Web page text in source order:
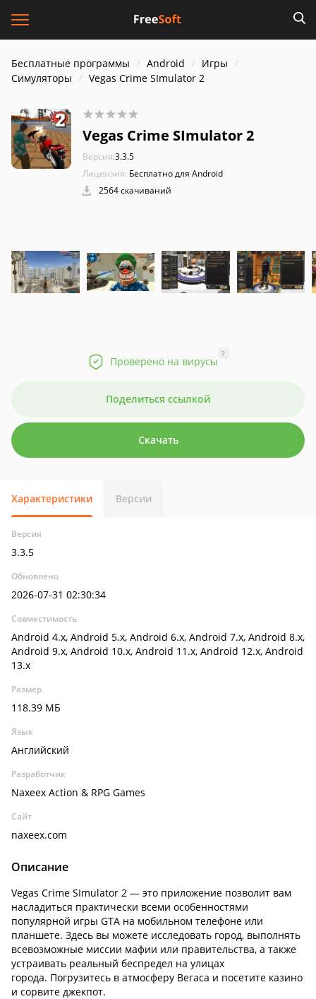
Бесплатные программы Android
Игры
Симуляторы
Vegas Crime SImulator 2
Vegas Crime SImulator 2
Версия:3.3.5
Лицензия: Бесплатно для Android
2564 скачиваний
Проверено на вирусы
?
Поделиться ссылкой
Скачать
Характеристики Версии
Версия
3.3.5
Обновлено
2026-07-31 02:30:34
Совместимость
Android 4.x, Android 5.x, Android 6.x, Android 7.x, Android 8.x,
Android 9.x, Android 10.x, Android 11.x, Android 12.x, Android
13.x
Размер
118.39 МБ
Язык
Английский
Разработчик
Naxeex Action & RPG Games
Сайт
naxeex.com
Описание
Vegas Crime SImulator 2 — это приложение позволит вам
насладиться практически всеми особенностями
популярной игры GTA на мобильном телефоне или
планшете. Здесь вы можете исследовать город, выполнять
всевозможные миссии мафии или правительства, а также
устраивать реальный беспредел на улицах
города. Погрузитесь в атмосферу Вегаса и посетите казино
и сорвите джекпот.